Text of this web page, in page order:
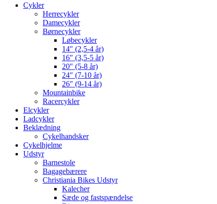
Cykler
Herrecykler
Damecykler
Børnecykler
Løbecykler
14″ (2,5-4 år)
16″ (3,5-5 år)
20″ (5-8 år)
24″ (7-10 år)
26″ (9-14 år)
Mountainbike
Racercykler
Elcykler
Ladcykler
Beklædning
Cykelhandsker
Cykelhjelme
Udstyr
Barnestole
Bagagebærere
Christiania Bikes Udstyr
Kalecher
Sæde og fastspændelse